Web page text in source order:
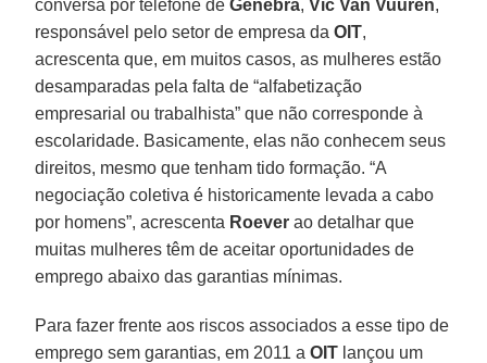
conversa por telefone deGenebra, Vic Van Vuuren,
responsável pelo setor de empresa daOIT,
acrescenta que, em muitos casos, as mulheres estão
desamparadas pela falta de “alfabetização
empresarial ou trabalhista” que não corresponde à
escolaridade. Basicamente, elas não conhecem seus
direitos, mesmo que tenham tido formação. “A
negociação coletiva é historicamente levada a cabo
por homens”, acrescenta Roever ao detalhar que
muitas mulheres têm de aceitar oportunidades de
emprego abaixo das garantias mínimas.
Para fazer frente aos riscos associados a esse tipo de
emprego sem garantias, em 2011 aOIT lançou um